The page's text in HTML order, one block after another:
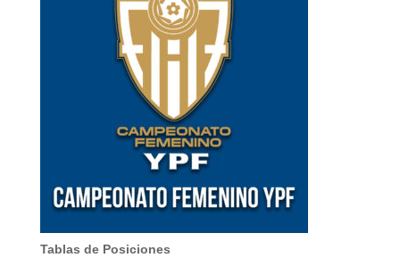
Tablas de Posiciones